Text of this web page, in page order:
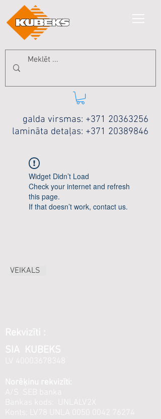
galda virsmas: +371 20363256
lamināta detaļas: +371 20389846
Widget Didn’t Load
Check your internet and refresh
this page.
If that doesn’t work, contact us.
VEIKALS
Rekvizīti :
SIA KUBEKS
LV 40003678348
Norēķinu rekvizīti:
A/S SEB banka
Bankas kods: UNLALV2X
Konts: LV78 UNLA
0050 0042 76274